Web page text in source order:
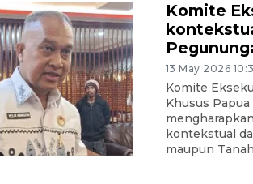
Komite
13 May 2026
Komite
Khusus
kontekstual
maupun Tanah